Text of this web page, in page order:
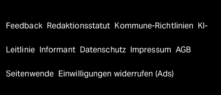
Feedback Redaktionsstatut Kommune-Richtlinien KI-
Leitlinie Informant Datenschutz Impressum AGB
Seitenwende Einwilligungen widerrufen (Ads)